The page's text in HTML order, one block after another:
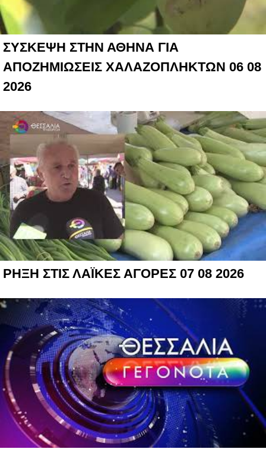
ΣΥΣΚΕΨΗ ΣΤΗΝ ΑΘΗΝΑ ΓΙΑ
ΑΠΟΖΗΜΙΩΣΕΙΣ ΧΑΛΑΖΟΠΛΗΚΤΩΝ 06 08
2026
ΡΗΞΗ ΣΤΙΣ ΛΑΪΚΕΣ ΑΓΟΡΕΣ 07 08 2026